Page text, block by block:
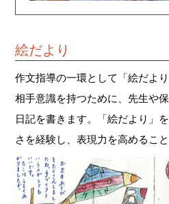
絵だより
作文指導の一環として「絵だよ
相手意識を持つために、先生や
日記を書きます。「絵だより」
さを経験し、表現力を高めること